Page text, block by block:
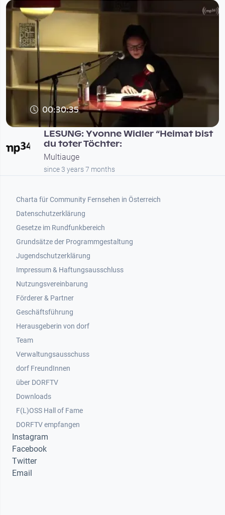
00:30:35
LESUNG: Yvonne Widler “Heimat bist
du toter Töchter:
Multiauge
since 3 years 7 months
Footer 1
Charta für Community Fernsehen in Österreich
Datenschutzerklärung
Gesetze im Rundfunkbereich
Grundsätze der Programmgestaltung
Jugendschutzerklärung
Impressum & Haftungsausschluss
Nutzungsvereinbarung
Footer 2
Förderer & Partner
Geschäftsführung
Herausgeberin von dorf
Team
Verwaltungsausschuss
dorf FreundInnen
Footer 3
über DORFTV
Downloads
F(L)OSS Hall of Fame
Footer 4
DORFTV empfangen
Instagram
Facebook
Twitter
Email